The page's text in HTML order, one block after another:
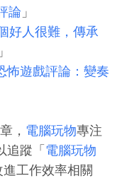
論 」
好人很難，傳承
」
怖遊戲評論：變奏
， 電腦玩物專注
追蹤「 電腦玩物
進工作效率相關